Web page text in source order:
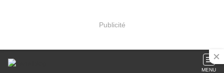
Publicité
MENU